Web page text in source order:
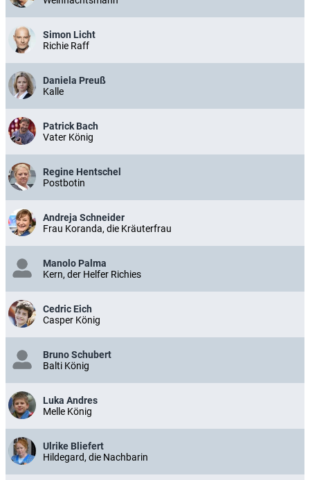
Simon Licht
Richie Raff
Daniela Preuß
Kalle
Patrick Bach
Vater König
Regine Hentschel
Postbotin
Andreja Schneider
Frau Koranda, die Kräuterfrau
Manolo Palma
Kern, der Helfer Richies
Cedric Eich
Casper König
Bruno Schubert
Balti König
Luka Andres
Melle König
Ulrike Bliefert
Hildegard, die Nachbarin